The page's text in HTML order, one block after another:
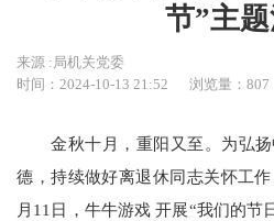
节”主
来源 :局机关党委
时间：2024-10-13 21:52
浏览量：807
金秋十月，重阳又至。为弘
德，持续做好离退休同志关怀工
月11日，牛牛游戏 开展“我们的节